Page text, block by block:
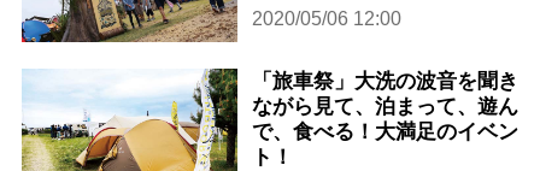
2020/05/06 12:00
「旅車祭」大洗の波音を聞き
ながら見て、泊まって、遊ん
で、食べる！大満足のイベン
ト！